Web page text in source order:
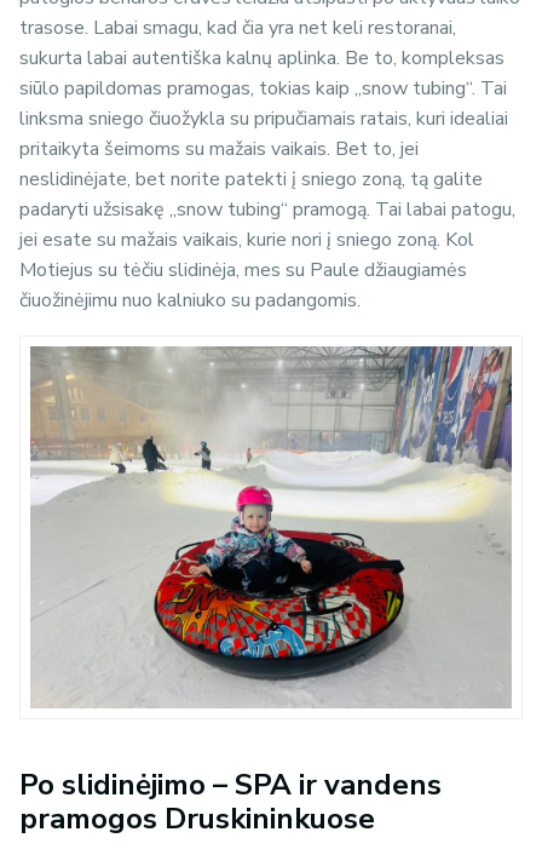
trasose. Labai smagu, kad čia yra net keli restoranai,
sukurta labai autentiška kalnų aplinka. Be to, kompleksas
siūlo papildomas pramogas, tokias kaip „snow tubing“. Tai
linksma sniego čiuožykla su pripučiamais ratais, kuri idealiai
pritaikyta šeimoms su mažais vaikais. Bet to, jei
neslidinėjate, bet norite patekti į sniego zoną, tą galite
padaryti užsisakę „snow tubing“ pramogą. Tai labai patogu,
jei esate su mažais vaikais, kurie nori į sniego zoną. Kol
Motiejus su tėčiu slidinėja, mes su Paule džiaugiamės
čiuožinėjimu nuo kalniuko su padangomis.
Po slidinėjimo – SPA ir vandens
pramogos Druskininkuose